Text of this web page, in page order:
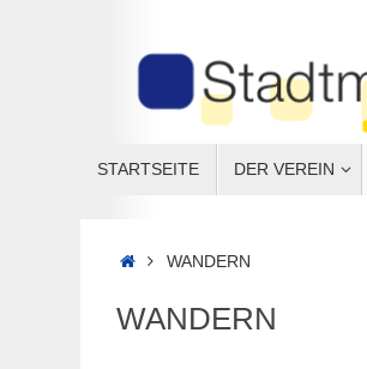
STARTSEITE DER VEREIN
WANDERN
WANDERN